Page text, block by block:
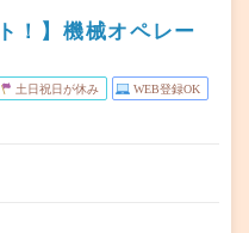
！】機械オペレー
土日祝日が休み WEB登録OK